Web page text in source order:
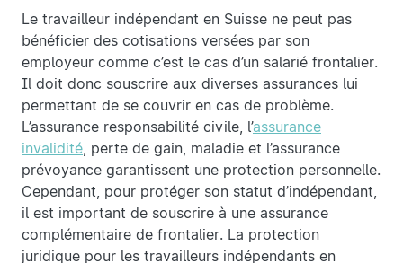
Le travailleur indépendant en Suisse ne peut pas
bénéficier des cotisations versées par son
employeur comme c’est le cas d’un salarié frontalier.
Il doit donc souscrire aux diverses assurances lui
permettant de se couvrir en cas de problème.
L’assurance responsabilité civile, l’assurance
invalidité, perte de gain, maladie et l’assurance
prévoyance garantissent une protection personnelle.
Cependant, pour protéger son statut d’indépendant,
il est important de souscrire à une assurance
complémentaire de frontalier. La protection
juridique pour les travailleurs indépendants en